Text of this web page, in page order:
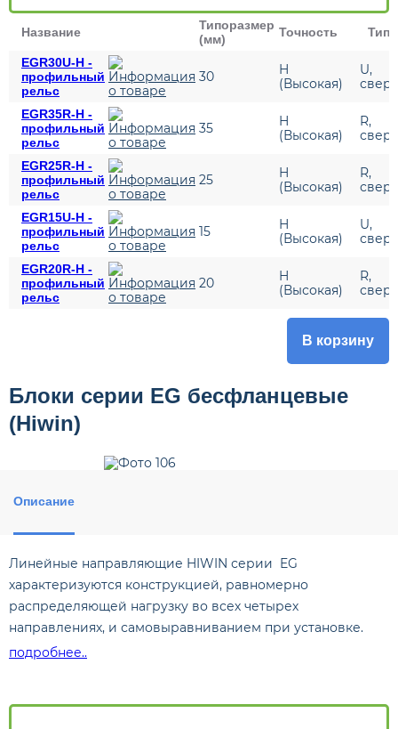
Название
Типоразмер
(мм)
Точность Тип
EGR30U-H -
профильный
рельс
30
H
(Высокая)
U,
EGR35R-H -
профильный
рельс
35
H
(Высокая)
R,
EGR25R-H -
профильный
рельс
25
H
(Высокая)
R,
EGR15U-H -
профильный
рельс
15
H
(Высокая)
U,
EGR20R-H -
профильный
рельс
20
H
(Высокая)
R,
В корзину
Блоки серии EG бесфланцевые
(Hiwin)
Описание
Линейные направляющие HIWIN серии EG
характеризуются конструкцией, равномерно
распределяющей нагрузку во всех четырех
направлениях, и самовыравниванием при установке.
Это позволяет исключить ошибки и повысить точность
направляющей (рельса) делает конструкцию серии EG
подробнее..